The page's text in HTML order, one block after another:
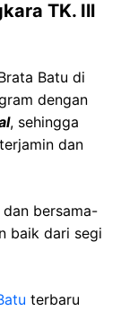
TK. Ill
Batu di
dengan
, sehingga
dan
bersama-
baik dari segi
terbaru